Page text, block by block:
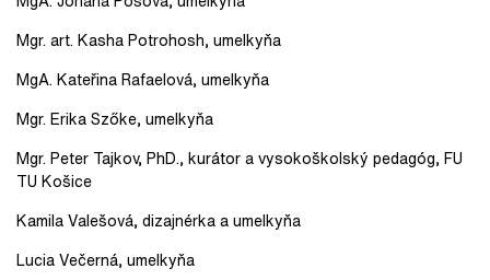
Mgr. art. Kasha Potrohosh, umelkyňa
MgA. Kateřina Rafaelová, umelkyňa
Mgr. Erika Szőke, umelkyňa
Mgr. Peter Tajkov, PhD., kurátor a vysokoškolský pedagóg, FU
TU Košice
Kamila Valešová, dizajnérka a umelkyňa
Lucia Večerná, umelkyňa